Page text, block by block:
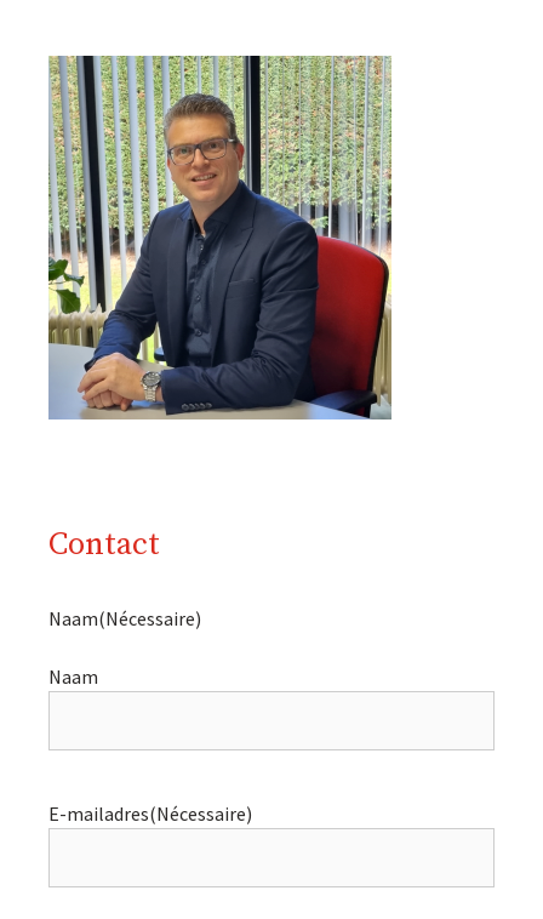
Contact
Naam(Nécessaire)
Naam
E-mailadres(Nécessaire)